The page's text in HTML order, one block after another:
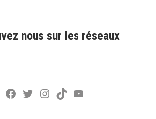
nous sur les réseaux
Facebook
Twitter
Instagram
TikTokYouTube